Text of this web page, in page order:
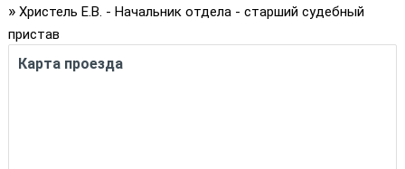
» Христель Е.В. - Начальник отдела - старший судебный
пристав
Карта проезда